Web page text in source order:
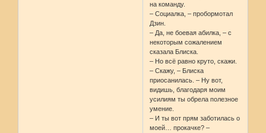
на команду.
– Социалка, – пробормотал
Дзин.
– Да, не боевая абилка, – с
некоторым сожалением
сказала Блиска.
– Но всё равно круто, скажи.
– Скажу, – Блиска
приосанилась. – Ну вот,
видишь, благодаря моим
усилиям ты обрела полезное
умение.
– И ты вот прям заботилась о
моей… прокачке? –